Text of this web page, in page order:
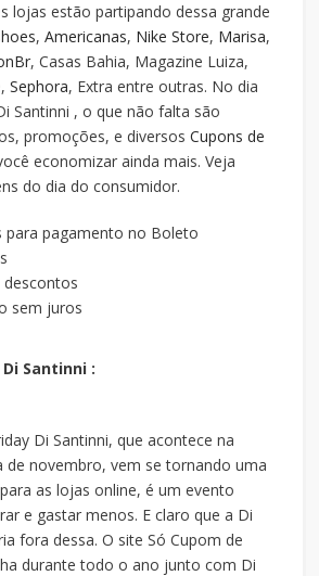
lojas estão partipando dessa grande
, Americanas, Nike Store, Marisa,
, Casas Bahia, Magazine Luiza,
, Sephora, Extra entre outras. No dia
Santinni , o que não falta são
promoções, e diversos Cupons de
economizar ainda mais. Veja
do dia do consumidor.
para pagamento no Boleto
descontos
sem juros
Santinni :
Di Santinni, que acontece na
de novembro, vem se tornando uma
as lojas online, é um evento
e gastar menos. E claro que a Di
fora dessa. O site Só Cupom de
durante todo o ano junto com Di